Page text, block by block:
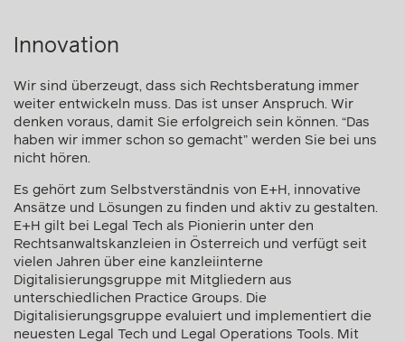
Innovation
Wir sind überzeugt, dass sich Rechtsberatung immer
weiter entwickeln muss. Das ist unser Anspruch. Wir
denken voraus, damit Sie erfolgreich sein können. “Das
haben wir immer schon so gemacht” werden Sie bei uns
nicht hören.
Es gehört zum Selbstverständnis von E+H, innovative
Ansätze und Lösungen zu finden und aktiv zu gestalten.
E+H gilt bei Legal Tech als Pionierin unter den
Rechtsanwaltskanzleien in Österreich und verfügt seit
vielen Jahren über eine kanzleiinterne
Digitalisierungsgruppe mit Mitgliedern aus
unterschiedlichen Practice Groups. Die
Digitalisierungsgruppe evaluiert und implementiert die
neuesten Legal Tech und Legal Operations Tools. Mit